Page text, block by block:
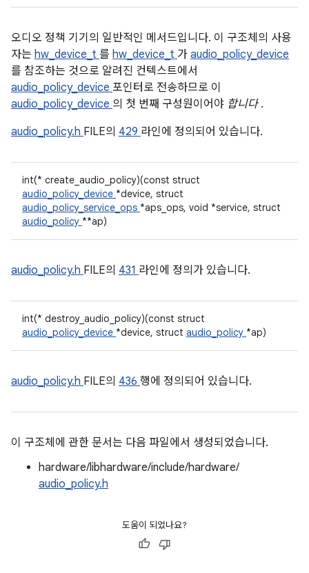
오디오 정책 기기의 일반적인 메서드입니다. 이 구조체의 사용
자는 hw_device_t 를 hw_device_t 가 audio_policy_device
를 참조하는 것으로 알려진 컨텍스트에서
audio_policy_device 포인터로 전송하므로 이
audio_policy_device 의 첫 번째 구성원이어야 합니다 .
audio_policy.h FILE의 429 라인에 정의되어 있습니다.
int(* create_audio_policy)(const struct
audio_policy_device *device, struct
audio_policy_service_ops *aps_ops, void *service, struct
audio_policy **ap)
audio_policy.h FILE의 431 라인에 정의가 있습니다.
int(* destroy_audio_policy)(const struct
audio_policy_device *device, struct audio_policy *ap)
audio_policy.h FILE의 436 행에 정의되어 있습니다.
이 구조체에 관한 문서는 다음 파일에서 생성되었습니다.
hardware/libhardware/include/hardware/
audio_policy.h
도움이 되었나요?